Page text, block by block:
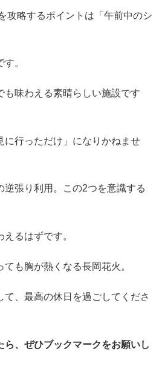
攻略するポイントは「午前中のシ
。
も味わえる素晴らしい施設です
に行っただけ」になりかねませ
逆張り利用。この2つを意識する
るはずです。
も胸が熱くなる長岡花火。
、最高の休日を過ごしてくださ
ら、ぜひブックマークをお願いし